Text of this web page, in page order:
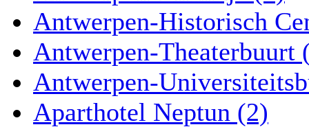
Antwerpen-Historisch
Antwerpen-Theaterbuurt
Antwerpen-
Aparthotel Neptun (2)